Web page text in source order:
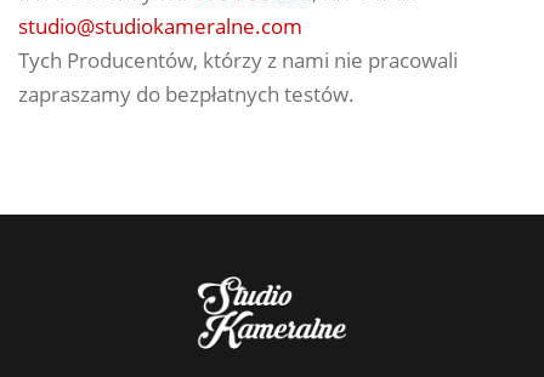
studio@studiokameralne.com
Tych Producentów, którzy z nami nie pracowali
zapraszamy do bezpłatnych testów.